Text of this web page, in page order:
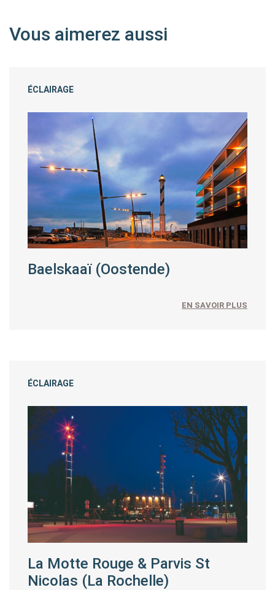
Vous aimerez aussi
ÉCLAIRAGE
Baelskaaï (Oostende)
EN SAVOIR PLUS
ÉCLAIRAGE
La Motte Rouge & Parvis St
Nicolas (La Rochelle)